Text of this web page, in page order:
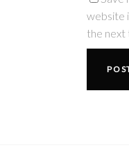
website
the next